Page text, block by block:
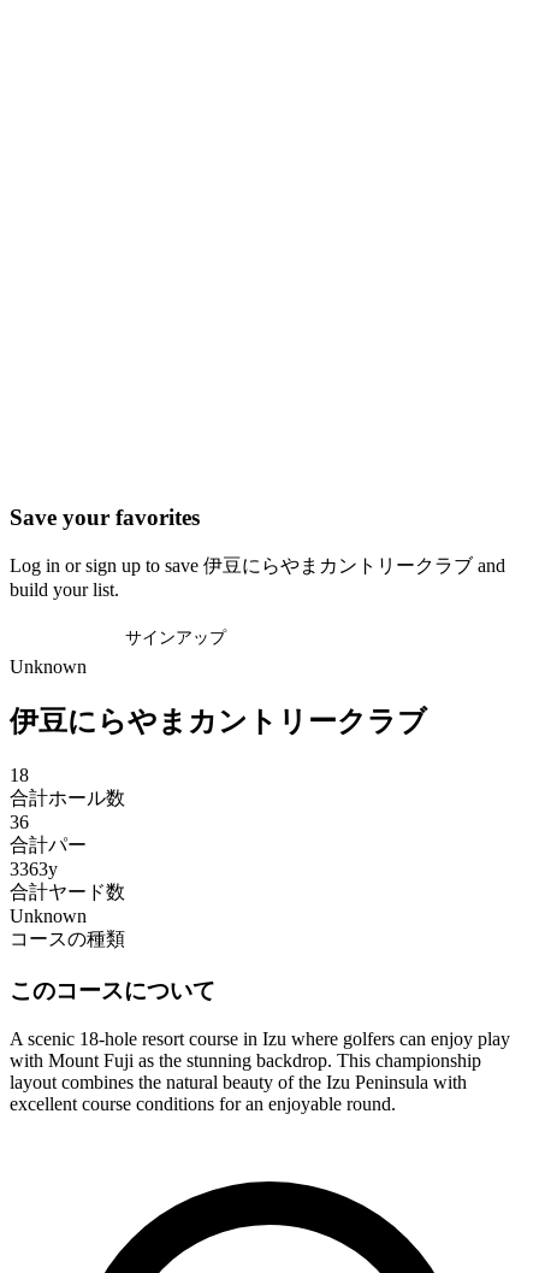
Save your favorites
Log in or sign up to save 伊豆にらやまカントリークラブ and
build your list.
サインアップ
Unknown
伊豆にらやまカントリークラブ
18
合計ホール数
36
合計パー
3363y
合計ヤード数
Unknown
コースの種類
このコースについて
A scenic 18-hole resort course in Izu where golfers can enjoy play
with Mount Fuji as the stunning backdrop. This championship
layout combines the natural beauty of the Izu Peninsula with
excellent course conditions for an enjoyable round.